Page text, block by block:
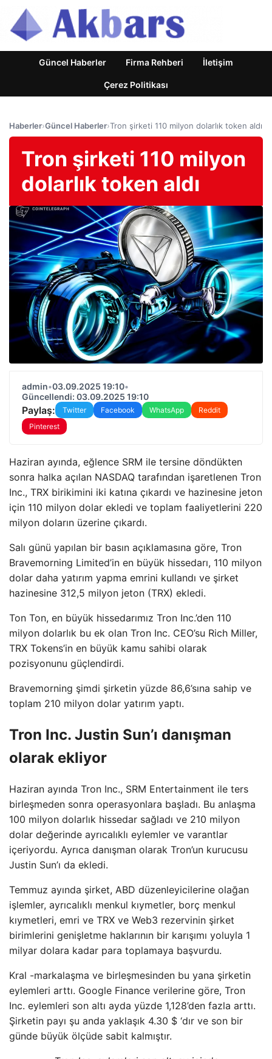
Güncel Haberler Firma Rehberi İletişim
Çerez Politikası
Haberler›Güncel Haberler›Tron şirketi 110 milyon dolarlık token aldı
Tron şirketi 110 milyon
dolarlık token aldı
admin•03.09.2025 19:10•
Güncellendi: 03.09.2025 19:10
Paylaş: Twitter Facebook WhatsApp
Reddit
Pinterest
Haziran ayında, eğlence SRM ile tersine döndükten
sonra halka açılan NASDAQ tarafından işaretlenen Tron
Inc., TRX birikimini iki katına çıkardı ve hazinesine jeton
için 110 milyon dolar ekledi ve toplam faaliyetlerini 220
milyon doların üzerine çıkardı.
Salı günü yapılan bir basın açıklamasına göre, Tron
Bravemorning Limited’in en büyük hissedarı, 110 milyon
dolar daha yatırım yapma emrini kullandı ve şirket
hazinesine 312,5 milyon jeton (TRX) ekledi.
Ton Ton, en büyük hissedarımız Tron Inc.’den 110
milyon dolarlık bu ek olan Tron Inc. CEO’su Rich Miller,
TRX Tokens’in en büyük kamu sahibi olarak
pozisyonunu güçlendirdi.
Bravemorning şimdi şirketin yüzde 86,6’sına sahip ve
toplam 210 milyon dolar yatırım yaptı.
Tron Inc. Justin Sun’ı danışman
olarak ekliyor
Haziran ayında Tron Inc., SRM Entertainment ile ters
birleşmeden sonra operasyonlara başladı. Bu anlaşma
100 milyon dolarlık hissedar sağladı ve 210 milyon
dolar değerinde ayrıcalıklı eylemler ve varantlar
içeriyordu. Ayrıca danışman olarak Tron’un kurucusu
Justin Sun’ı da ekledi.
Temmuz ayında şirket, ABD düzenleyicilerine olağan
işlemler, ayrıcalıklı menkul kıymetler, borç menkul
kıymetleri, emri ve TRX ve Web3 rezervinin şirket
birimlerini genişletme haklarının bir karışımı yoluyla 1
milyar dolara kadar para toplamaya başvurdu.
Kral -markalaşma ve birleşmesinden bu yana şirketin
eylemleri arttı. Google Finance verilerine göre, Tron
Inc. eylemleri son altı ayda yüzde 1,128’den fazla arttı.
Şirketin payı şu anda yaklaşık 4.30 $ ‘dır ve son bir
günde büyük ölçüde sabit kalmıştır.